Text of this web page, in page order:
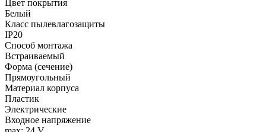
Цвет покрытия
Белый
Класс пылевлагозащиты
IP20
Способ монтажа
Встраиваемый
Форма (сечение)
Прямоугольный
Материал корпуса
Пластик
Электрические
Входное напряжение